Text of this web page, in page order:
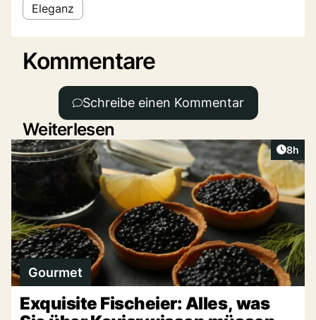
Eleganz
Kommentare
Schreibe einen Kommentar
Weiterlesen
8h
Gourmet
Exquisite Fischeier: Alles, was